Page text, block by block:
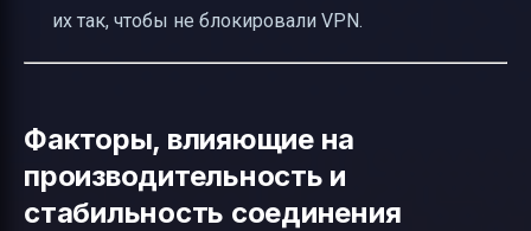
их так, чтобы не блокировали VPN.
Факторы, влияющие на
производительность и
стабильность соединения